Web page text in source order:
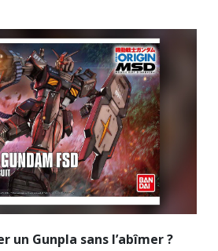
un Gunpla sans l’abîmer ?